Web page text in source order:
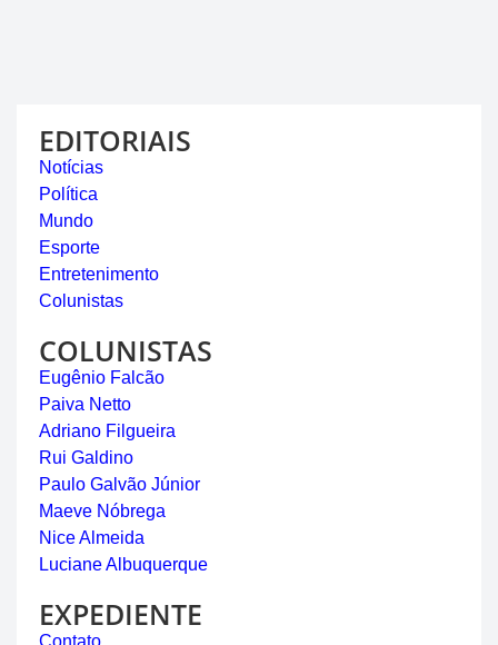
EDITORIAIS
Notícias
Política
Mundo
Esporte
Entretenimento
Colunistas
COLUNISTAS
Eugênio Falcão
Paiva Netto
Adriano Filgueira
Rui Galdino
Paulo Galvão Júnior
Maeve Nóbrega
Nice Almeida
Luciane Albuquerque
EXPEDIENTE
Contato